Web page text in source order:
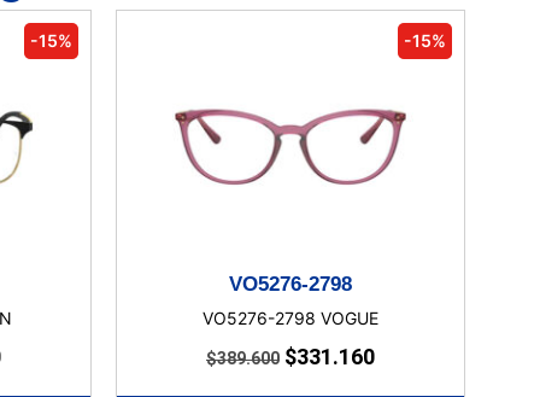
-15% -15%
VO5276-2798
VO5276-2798 VOGUE
$389.600 $331.160